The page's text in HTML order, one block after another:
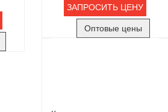
ЗАПРОСИТЬ ЦЕНУ
Оптовые цены